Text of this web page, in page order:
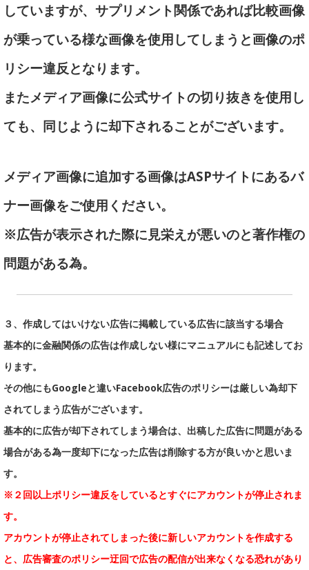
していますが、サプリメント関係であれば比較画像
が乗っている様な画像を使用してしまうと画像のポ
リシー違反となります。
またメディア画像に公式サイトの切り抜きを使用し
ても、同じように却下されることがございます。
メディア画像に追加する画像はASPサイトにあるバ
ナー画像をご使用ください。
※広告が表示された際に見栄えが悪いのと著作権の
問題がある為。
３、作成してはいけない広告に掲載している広告に該当する場合
基本的に金融関係の広告は作成しない様にマニュアルにも記述してお
ります。
その他にもGoogleと違いFacebook広告のポリシーは厳しい為却下
されてしまう広告がございます。
基本的に広告が却下されてしまう場合は、出稿した広告に問題がある
場合がある為一度却下になった広告は削除する方が良いかと思いま
す。
※２回以上ポリシー違反をしているとすぐにアカウントが停止されま
す。
アカウントが停止されてしまった後に新しいアカウントを作成する
と、広告審査のポリシー迂回で広告の配信が出来なくなる恐れがあり